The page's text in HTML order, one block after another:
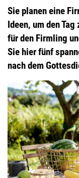
Sie planen eine
Ideen, um den
für den Firmling
Sie hier fünf
nach dem